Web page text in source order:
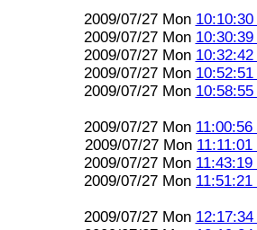
2009/07/27 Mon 10:10:30
2009/07/27 Mon 10:30:39
2009/07/27 Mon 10:32:42
2009/07/27 Mon 10:52:51
2009/07/27 Mon 10:58:55
2009/07/27 Mon 11:00:56
2009/07/27 Mon 11:11:01
2009/07/27 Mon 11:43:19
2009/07/27 Mon 11:51:21
2009/07/27 Mon 12:17:34